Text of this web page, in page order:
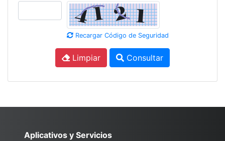
Recargar Código de Seguridad
Limpiar Consultar
Aplicativos y Servicios